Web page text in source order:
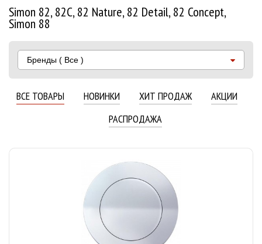
Simon 82, 82С, 82 Nature, 82 Detail, 82 Concept,
Simon 88
Бренды ( Все )
ВСЕ ТОВАРЫ НОВИНКИ ХИТ ПРОДАЖ
АКЦИИ
РАСПРОДАЖА